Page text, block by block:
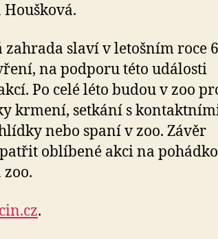
zahrada slaví v letošním roce
na podporu této události
Po celé léto budou v zoo
krmení, setkání s
nebo spaní v zoo. Závěr
oblíbené akci na
.